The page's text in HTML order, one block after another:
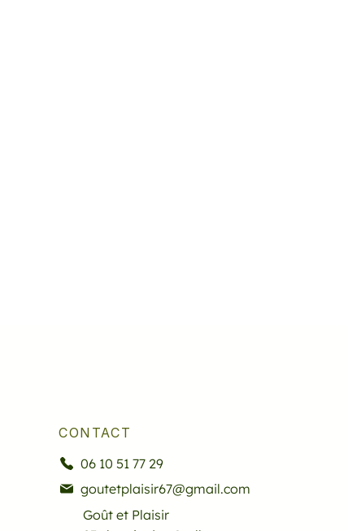
CONTACT
06 10 51 77 29
goutetplaisir67@gmail.com
Goût et Plaisir